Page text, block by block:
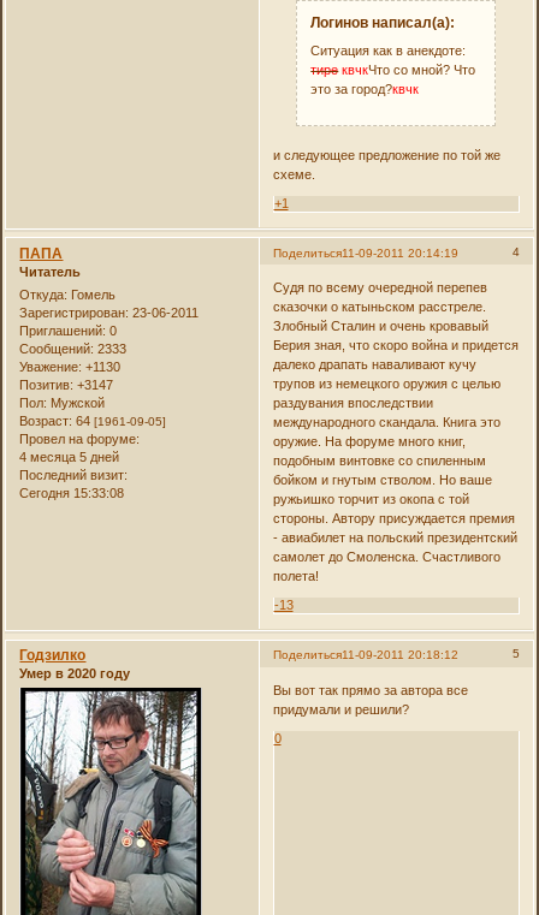
Логинов написал(а):
Ситуация как в анекдоте:
тире квчкЧто со мной? Что
это за город?квчк
и следующее предложение по той же
схеме.
+1
Поделиться 4
11-09-2011 20:14:19
ПАПА
Читатель
Откуда: Гомель
Зарегистрирован: 23-06-2011
Приглашений: 0
Сообщений: 2333
Уважение: +1130
Позитив: +3147
Пол: Мужской
Возраст: 64[1961-09-05]
Провел на форуме:
4 месяца 5 дней
Последний визит:
Сегодня 15:33:08
Судя по всему очередной перепев
сказочки о катыньском расстреле.
Злобный Сталин и очень кровавый
Берия зная, что скоро война и придется
далеко драпать наваливают кучу
трупов из немецкого оружия с целью
раздувания впоследствии
международного скандала. Книга это
оружие. На форуме много книг,
подобным винтовке со спиленным
бойком и гнутым стволом. Но ваше
ружьишко торчит из окопа с той
стороны. Автору присуждается премия
- авиабилет на польский президентский
самолет до Смоленска. Счастливого
полета!
-13
Поделиться 5
11-09-2011 20:18:12
Годзилко
Умер в 2020 году
Вы вот так прямо за автора все
придумали и решили?
0